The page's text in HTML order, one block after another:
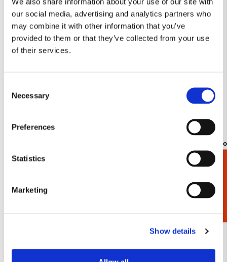
our social media, advertising and analytics partners who
may combine it with other information that you’ve
provided to them or that they’ve collected from your use
of their services.
Selection
Necessary
Preferences
Statistics
Marketing
Show details
verlanglijst
Meeuws, Royal Delft
Tote bag:
€ 16,99
Andere klanten bekeken ook
Cadeaukiezer